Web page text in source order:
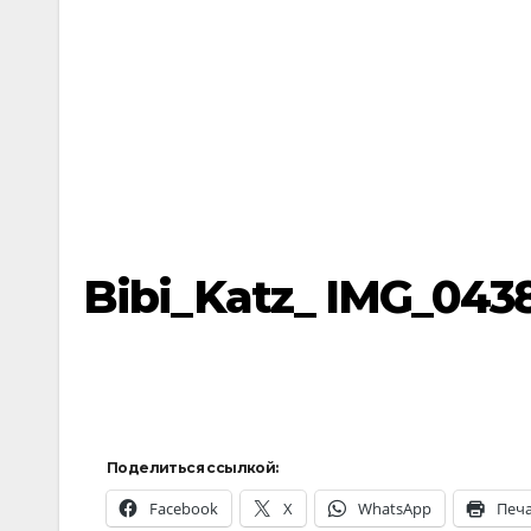
Bibi_Katz_
Поделиться ссылкой:
Facebook X WhatsApp